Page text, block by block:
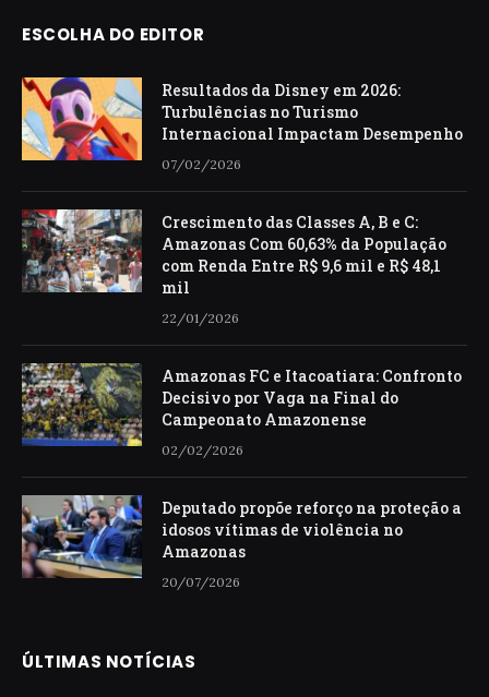
ESCOLHA DO EDITOR
Resultados da Disney em 2026:
Turbulências no Turismo
Internacional Impactam Desempenho
07/02/2026
Crescimento das Classes A, B e C:
Amazonas Com 60,63% da População
com Renda Entre R$ 9,6 mil e R$ 48,1
mil
22/01/2026
Amazonas FC e Itacoatiara: Confronto
Decisivo por Vaga na Final do
Campeonato Amazonense
02/02/2026
Deputado propõe reforço na proteção a
idosos vítimas de violência no
Amazonas
20/07/2026
ÚLTIMAS NOTÍCIAS